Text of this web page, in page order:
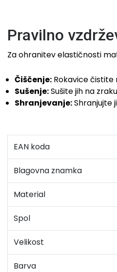
Pravilno
Za ohranitev elastičnosti
Čiščenje: Rokavice
Sušenje:Sušite jih na
Shranjevanje:Shranjujte
EAN koda
Blagovna znamka
Material
Spol
Velikost
Barva